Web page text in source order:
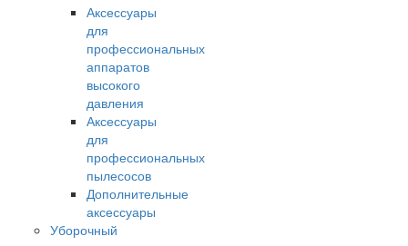
Аксессуары
для
профессиональных
аппаратов
высокого
давления
Аксессуары
для
профессиональных
пылесосов
Дополнительные
аксессуары
Уборочный